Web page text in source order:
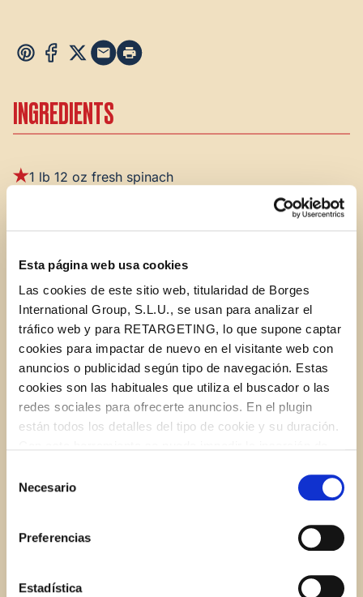
Esta página web usa cookies
Las cookies de este sitio web, titularidad de Borges
International Group, S.L.U., se usan para analizar el
tráfico web y para RETARGETING, lo que supone captar
cookies para impactar de nuevo en el visitante web con
anuncios o publicidad según tipo de navegación. Estas
cookies son las habituales que utiliza el buscador o las
redes sociales para ofrecerte anuncios. En el plugin
están todos los detalles del tipo de cookie y su duración.
la web aparece cómo evitar las cookies en el navegador.
Si se desea ver otra vez esta notificación navegar en
privado y aparecerá de nuevo. Le informamos que aún
no habiendo aceptado las cookies de analytics, Google
identifican de ninguna forma.
Necesario
Preferencias
Estadística
INGREDIENTS
1 lb 12 oz fresh spinach
1,32 US gal Borges extra-virgin olive oil
1,05 US gal Borges walnut drink
1¾ oz grated Parmesan cheese
½ spoonful of nutmeg
INSTRUCTIONS
1. Warm a little olive oil in a frying pan, add the